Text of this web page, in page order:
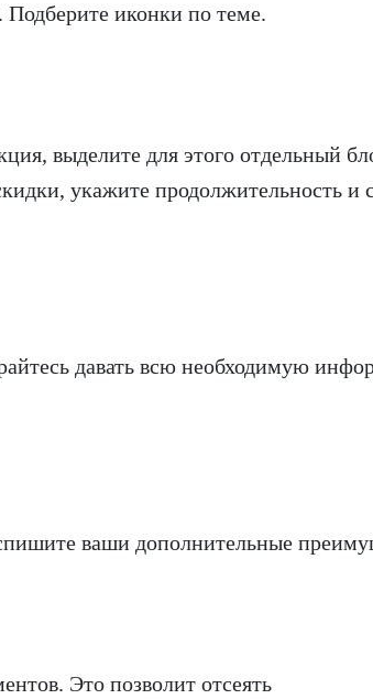
Подберите иконки по теме.
выделите для этого отдельный
укажите продолжительность и
давать всю необходимую
ваши дополнительные
Это позволит отсеять